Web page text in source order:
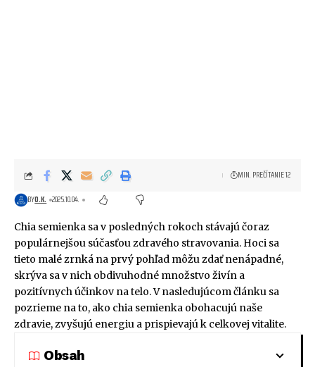
BYO.K. 2025.10.04.
MIN. PREČÍTANIE 12
Chia semienka sa v posledných rokoch stávajú čoraz
populárnejšou súčasťou zdravého stravovania. Hoci sa
tieto malé zrnká na prvý pohľad môžu zdať nenápadné,
skrýva sa v nich obdivuhodné množstvo živín a
pozitívnych účinkov na telo. V nasledujúcom článku sa
pozrieme na to, ako chia semienka obohacujú naše
zdravie, zvyšujú energiu a prispievajú k celkovej vitalite.
Obsah